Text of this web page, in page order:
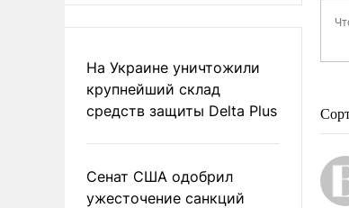
На Украине уничтожили
крупнейший склад
средств защиты Delta Plus
Сенат США одобрил
ужесточение санкций